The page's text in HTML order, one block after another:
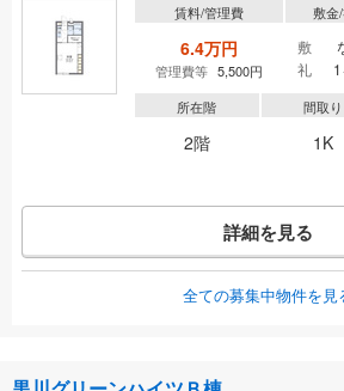
賃料/管理費
6.4万円
管理費等 5,500円
敷金
敷
礼
所在階
2階
間取り
1K
詳細を見る
全ての募集中物件を見